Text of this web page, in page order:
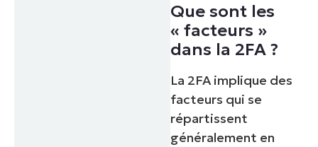
Que sont les
« facteurs »
dans la 2FA ?
La 2FA implique des
facteurs qui se
répartissent
généralement en